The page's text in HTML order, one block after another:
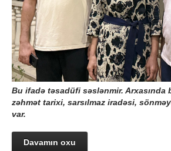
Bu ifadə təsadüfi səslənmir. Arxasında
zəhmət tarixi, sarsılmaz iradəsi,
var.
Davamın oxu